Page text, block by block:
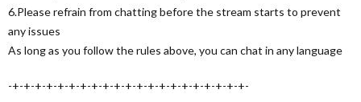
6.Please refrain from chatting before the stream starts to prevent
any issues
As long as you follow the rules above, you can chat in any language
-+-+-+-+-+-+-+-+-+-+-+-+-+-+-+-+-+-+-+-+-+-